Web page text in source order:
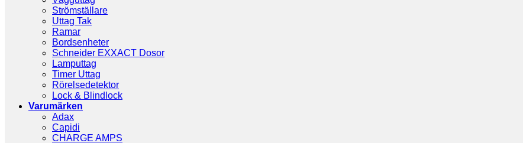
Strömställare
Uttag Tak
Ramar
Bordsenheter
Schneider EXXACT Dosor
Lamputtag
Timer Uttag
Rörelsedetektor
Lock & Blindlock
Varumärken
Adax
Capidi
CHARGE AMPS